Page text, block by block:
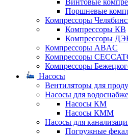
Винтовые
Поршневые
Компрессоры
Компрессоры КВ
Компрессоры
Компрессоры ABAC
Компрессоры
Компрессоры
Насосы
Вентиляторы для
Насосы для
Насосы КМ
Насосы КММ
Насосы для
Погружные